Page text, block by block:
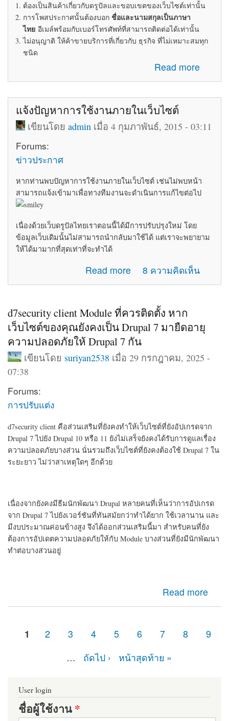
ต้องเป็นสินค้าเกี่ยวกับดรูปัลและขอบเขตของเว็บไซต์เท่านั้น
การโพสประกาศนั้นต้องบอก ชื่อและนามสกุลเป็นภาษา
ไทย อีเมล์พร้อมกับเบอร์โทรศัพท์ที่สามารถติดต่อได้เท่านั้น
ไม่อนุญาติ ให้ค้าขายบริการที่เกี่ยวกับ ธุรกิจ ที่ไม่เหมาะสมทุก
ชนิด
Read more
about ระเบียบข้อบังคับในการใช้ห้อง Marketplace
แจ้งปัญหาการใช้งานภายในเว็บไซต์
เขียนโดยadmin เมื่อ 4 กุมภาพันธ์, 2015 - 03:11
Forums:
ข่าวประกาศ
หากท่านพบปัญหาการใช้งานภายในเว็บไซต์ เช่นไม่พบหน้า
สามารถแจ้งเข้ามาเพื่อทางทีมงานจะดำเนินการแก้ไขต่อไป
เนื่องด้วยเว็บดรูปัลไทยเราตอนนี้ได้มีการปรับปรุงใหม่ โดย
ข้อมูลเว็บเดิมนั้นไม่สามารถนำกลับมาใช้ได้ แต่เราจะพยายาม
ให้ได้มามากที่สุดเท่าที่จะทำได้
Read more
about แจ้งปัญหาการใช้งานภายในเว็บไซต์8 ความคิดเห็น
d7security client Module ที่ควรติดตั้ง หาก
เว็บไซต์ของคุณยังคงเป็น Drupal 7 มายืดอายุ
ความปลอดภัยให้ Drupal 7 กัน
เขียนโดย suriyan2538 เมื่อ 29 กรกฎาคม, 2025 -
07:38
Forums:
การปรับแต่ง
d7security client คือส่วนเสริมที่ยังคงทำให้เว็บไซต์ที่ยังอัปเกรดจาก
Drupal 7 ไปยัง Drupal 10 หรือ 11 ยังไม่เสร็จยังคงได้รับการดูแลเรื่อง
ความปลอดภัยบางส่วน นั่นรวมถึงเว็บไซต์ที่ยังคงต้องใช้ Drupal 7 ใน
ระยะยาว ไม่ว่าสาเหตุใดๆ อีกด้วย
เนื่องจากยังคงมีธีมนักพัฒนา Drupal หลายคนที่เห็นว่าการอัปเกรด
จาก Drupal 7 ไปยังเวอร์ชันที่ทันสมัยกว่าทำได้ยาก ใช้เวลานาน และ
มีงบประมาณค่อนข้างสูง จึงได้ออกส่วนเสริมนี้มา สำหรับคนที่ยัง
ต้องการอัปเดตความปลอดภัยให้กับ Module บางส่วนที่ยังมีนักพัฒนา
ทำต่อบางส่วนอยู่
Read more
about d7security client Module ที่ควรติดตั้ง หากเว็บไซต์
ของคุณยังคงเป็น Drupal 7 มายืดอายุความปลอดภัยให้
1 2 3 4 5 6 7 8
9
…
ถัดไป › หน้าสุดท้าย »
User login
ชื่อผู้ใช้งาน*